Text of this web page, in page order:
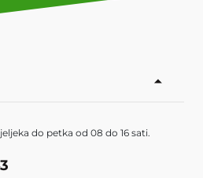
do petka od 08 do 16 sati.